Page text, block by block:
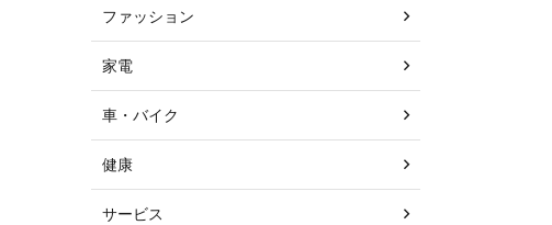
ファッション
家電
車・バイク
健康
サービス